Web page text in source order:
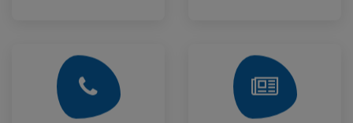
Mai Mult Mai Mult